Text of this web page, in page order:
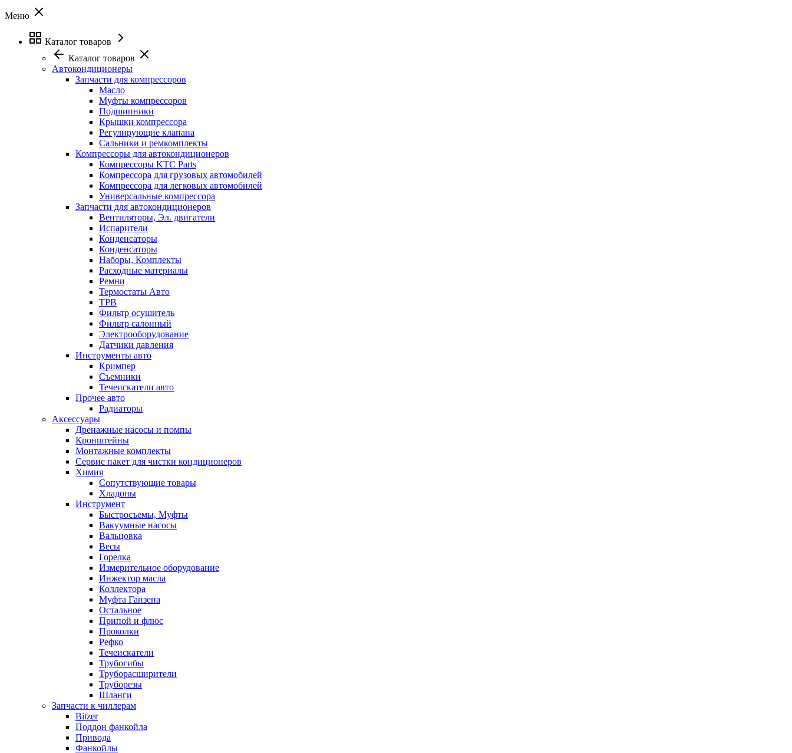
Меню
Каталог товаров
Каталог товаров
Автокондиционеры
Запчасти для компрессоров
Масло
Муфты компрессоров
Подшипники
Крышки компрессора
Регулирующие клапана
Сальники и ремкомплекты
Компрессоры для автокондиционеров
Компрессоры KTC Parts
Компрессора для грузовых автомобилей
Компрессора для легковых автомобилей
Универсальные компрессора
Запчасти для автокондиционеров
Вентиляторы, Эл. двигатели
Испарители
Конденсаторы
Конденсаторы
Наборы, Комплекты
Расходные материалы
Ремни
Термостаты Авто
ТРВ
Фильтр осушитель
Фильтр салонный
Электрооборудование
Датчики давления
Инструменты авто
Кримпер
Съемники
Течеискатели авто
Прочее авто
Радиаторы
Аксессуары
Дренажные насосы и помпы
Кронштейны
Монтажные комплекты
Сервис пакет для чистки кондиционеров
Химия
Сопутствующие товары
Хладоны
Инструмент
Быстросъемы, Муфты
Вакуумные насосы
Вальцовка
Весы
Горелка
Измерительное оборудование
Инжектор масла
Коллектора
Муфта Ганзена
Остальное
Припой и флюс
Проколки
Рефко
Течеискатели
Трубогибы
Труборасширители
Труборезы
Шланги
Запчасти к чиллерам
Bitzer
Поддон фанкойла
Привода
Фанкойлы